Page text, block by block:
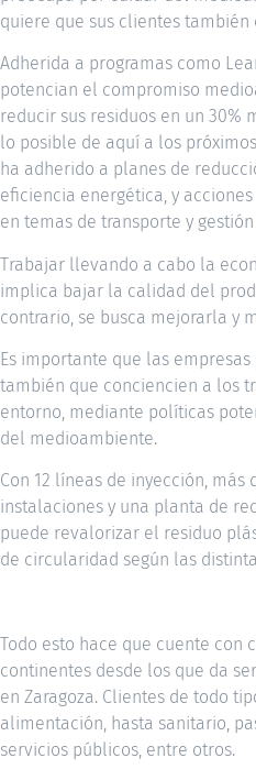
quiere que sus clientes también
Adherida a programas como
potencian el compromiso
reducir sus residuos en un 30%
lo posible de aquí a los
ha adherido a planes de
eficiencia energética, y
en temas de transporte y
Trabajar llevando a cabo la
implica bajar la calidad del
contrario, se busca mejorarla y
Es importante que las
también que conciencien a los
entorno, mediante políticas
del medioambiente.
Con 12 líneas de inyección, más
instalaciones y una planta de
puede revalorizar el residuo
de circularidad según las
Todo esto hace que cuente con
continentes desde los que da
en Zaragoza. Clientes de todo
alimentación, hasta sanitario,
servicios públicos, entre otros.